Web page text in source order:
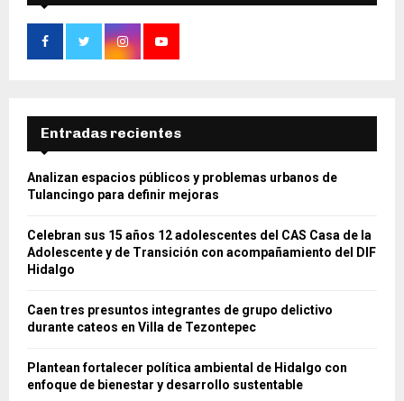
Entradas recientes
Analizan espacios públicos y problemas urbanos de
Tulancingo para definir mejoras
Celebran sus 15 años 12 adolescentes del CAS Casa de la
Adolescente y de Transición con acompañamiento del DIF
Hidalgo
Caen tres presuntos integrantes de grupo delictivo
durante cateos en Villa de Tezontepec
Plantean fortalecer política ambiental de Hidalgo con
enfoque de bienestar y desarrollo sustentable